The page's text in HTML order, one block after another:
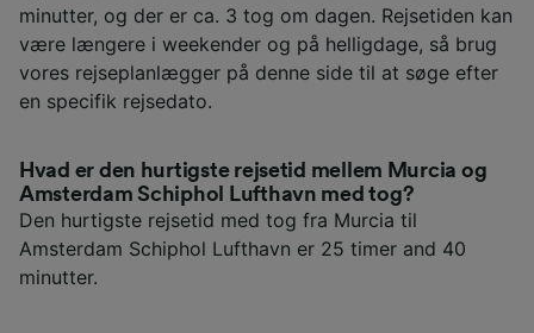
minutter, og der er ca. 3 tog om dagen. Rejsetiden kan
være længere i weekender og på helligdage, så brug
vores rejseplanlægger på denne side til at søge efter
en specifik rejsedato.
Hvad er den hurtigste rejsetid mellem Murcia og
Amsterdam Schiphol Lufthavn med tog?
Den hurtigste rejsetid med tog fra Murcia til
Amsterdam Schiphol Lufthavn er 25 timer and 40
minutter.